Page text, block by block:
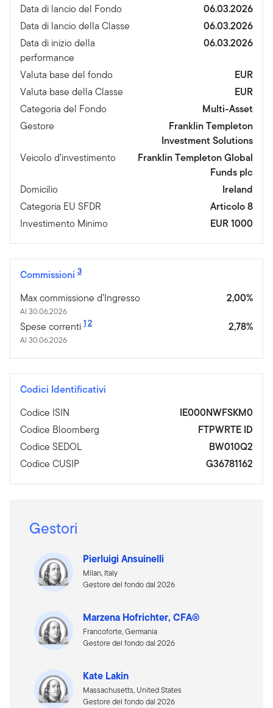
Data di lancio del Fondo
06.03.2026
Data di lancio della Classe
06.03.2026
Data di inizio della
performance
06.03.2026
Valuta base del fondo
EUR
Valuta base della Classe
EUR
Categoria del Fondo
Multi-Asset
Gestore
Franklin Templeton
Investment Solutions
Veicolo d’investimento
Franklin Templeton Global
Funds plc
Domicilio
Ireland
Categoria EU SFDR
Articolo 8
Investimento Minimo
EUR 1000
Commissioni 3
Max commissione d’Ingresso
Al 30.06.2026
2,00%
Spese correnti 12
Al 30.06.2026
2,78%
Codici Identificativi
Codice ISIN
IE000NWFSKM0
Codice Bloomberg
FTPWRTE ID
Codice SEDOL
BW010Q2
Codice CUSIP
G36781162
Gestori
Pierluigi Ansuinelli
Milan, Italy
Gestore del fondo dal 2026
Marzena Hofrichter, CFA®
Francoforte, Germania
Gestore del fondo dal 2026
Kate Lakin
Massachusetts, United States
Gestore del fondo dal 2026